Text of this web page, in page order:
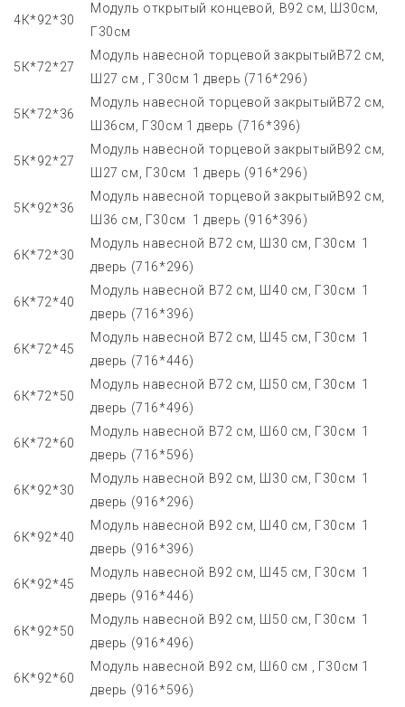
4К*92*30
Модуль открытый концевой, В92 см, Ш30см,
Г30см
5К*72*27
Модуль навесной торцевой закрытыйВ72 см,
Ш27 см , Г30см 1 дверь (716*296)
5К*72*36
Модуль навесной торцевой закрытыйВ72 см,
Ш36см, Г30см 1 дверь (716*396)
5К*92*27
Модуль навесной торцевой закрытыйВ92 см,
Ш27 см, Г30см 1 дверь (916*296)
5К*92*36
Модуль навесной торцевой закрытыйВ92 см,
Ш36 см, Г30см 1 дверь (916*396)
6К*72*30
Модуль навесной В72 см, Ш30 см, Г30см 1
дверь (716*296)
6К*72*40
Модуль навесной В72 см, Ш40 см, Г30см 1
дверь (716*396)
6К*72*45
Модуль навесной В72 см, Ш45 см, Г30см 1
дверь (716*446)
6К*72*50
Модуль навесной В72 см, Ш50 см, Г30см 1
дверь (716*496)
6К*72*60
Модуль навесной В72 см, Ш60 см, Г30см 1
дверь (716*596)
6К*92*30
Модуль навесной В92 см, Ш30 см, Г30см 1
дверь (916*296)
6К*92*40
Модуль навесной В92 см, Ш40 см, Г30см 1
дверь (916*396)
6К*92*45
Модуль навесной В92 см, Ш45 см, Г30см 1
дверь (916*446)
6К*92*50
Модуль навесной В92 см, Ш50 см, Г30см 1
дверь (916*496)
6К*92*60
Модуль навесной В92 см, Ш60 см , Г30см 1
дверь (916*596)